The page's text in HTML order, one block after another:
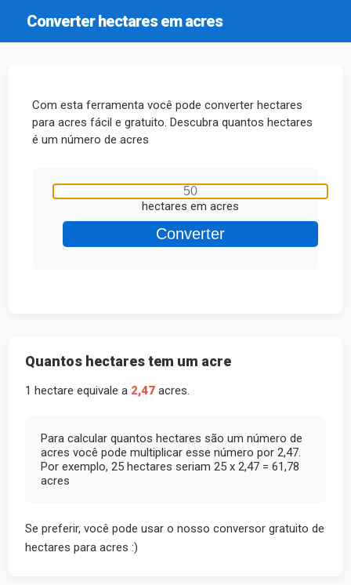
Converter hectares em acres
Com esta ferramenta você pode converter hectares
para acres fácil e gratuito. Descubra quantos hectares
é um número de acres
hectares em acres
Quantos hectares tem um acre
1 hectare equivale a 2,47 acres.
Para calcular quantos hectares são um número de
acres você pode multiplicar esse número por 2,47.
Por exemplo, 25 hectares seriam 25 x 2,47 = 61,78
acres
Se preferir, você pode usar o nosso conversor gratuito de
hectares para acres :)